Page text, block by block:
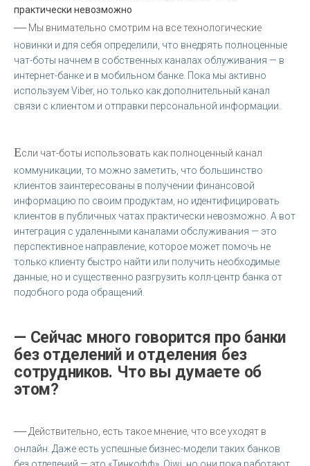
практически невозможно
— Мы внимательно смотрим на все технологические
новинки и для себя определили, что внедрять полноценные
чат-боты начнем в собственных каналах облуживания — в
интернет-банке и в мобильном банке. Пока мы активно
используем Viber, но только как дополнительный канал
связи с клиентом и отправки персональной информации.
Если чат-боты использовать как полноценный канал
коммуникации, то можно заметить, что большинство
клиентов заинтересованы в получении финансовой
информацию по своим продуктам, но идентифицировать
клиентов в публичных чатах практически невозможно. А вот
интеграция с удаленными каналами обслуживания — это
перспективное направление, которое может помочь не
только клиенту быстро найти или получить необходимые
данные, но и существенно разгрузить колл-центр банка от
подобного рода обращений.
— Сейчас много говорится про банки
без отделений и отделения без
сотрудников. Что вы думаете об
этом?
— Действительно, есть такое мнение, что все уходят в
онлайн. Даже есть успешные бизнес-модели таких банков